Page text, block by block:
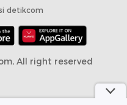
detikcom
All right reserved